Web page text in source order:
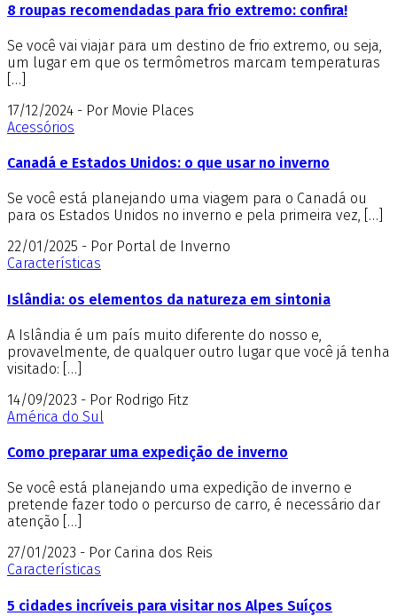
8 roupas recomendadas para frio extremo: confira!
Se você vai viajar para um destino de frio extremo, ou seja,
um lugar em que os termômetros marcam temperaturas
[…]
17/12/2024 - Por Movie Places
Acessórios
Canadá e Estados Unidos: o que usar no inverno
Se você está planejando uma viagem para o Canadá ou
para os Estados Unidos no inverno e pela primeira vez, […]
22/01/2025 - Por Portal de Inverno
Características
Islândia: os elementos da natureza em sintonia
A Islândia é um país muito diferente do nosso e,
provavelmente, de qualquer outro lugar que você já tenha
visitado: […]
14/09/2023 - Por Rodrigo Fitz
América do Sul
Como preparar uma expedição de inverno
Se você está planejando uma expedição de inverno e
pretende fazer todo o percurso de carro, é necessário dar
atenção […]
27/01/2023 - Por Carina dos Reis
Características
5 cidades incríveis para visitar nos Alpes Suíços